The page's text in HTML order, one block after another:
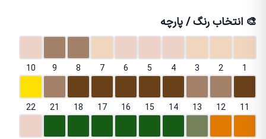
🎨 انتخاب رنگ / پارچه
1
2
3
4
5
6
7
8
9
10
11
12
13
14
15
16
17
18
21
22